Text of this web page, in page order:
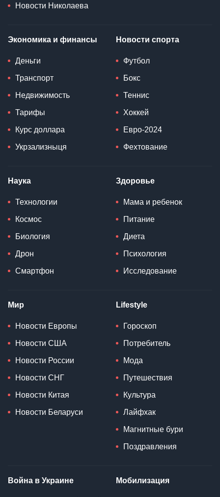
Новости Николаева
Экономика и финансы
Деньги
Транспорт
Недвижимость
Тарифы
Курс доллара
Укрзализныця
Новости спорта
Футбол
Бокс
Теннис
Хоккей
Евро-2024
Фехтование
Наука
Технологии
Космос
Биология
Дрон
Смартфон
Здоровье
Мама и ребенок
Питание
Диета
Психология
Исследование
Мир
Новости Европы
Новости США
Новости России
Новости СНГ
Новости Китая
Новости Беларуси
Lifestyle
Гороскоп
Потребитель
Мода
Путешествия
Культура
Лайфхак
Магнитные бури
Поздравления
Война в Украине Мобилизация